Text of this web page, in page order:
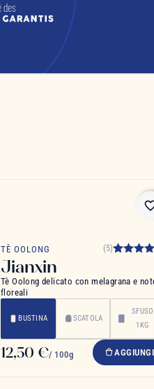
TÈ OOLONG (5)
Jianxin
Tè Oolong delicato con melagrana e
floreali
BUSTINA SCATOLA
SFUSO
1KG
12,50 €/ 100g AGGIUNGI